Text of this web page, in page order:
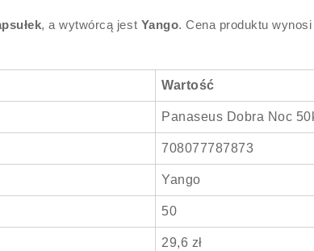
, a wytwórcą jest Yango. Cena produktu wynosi
Wartość
Panaseus Dobra Noc
708077787873
Yango
50
29,6 zł